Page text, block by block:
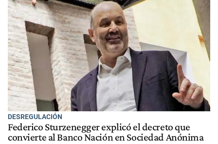
DESREGULACIÓN
Federico Sturzenegger explicó el decreto que
convierte al Banco Nación en Sociedad Anónima